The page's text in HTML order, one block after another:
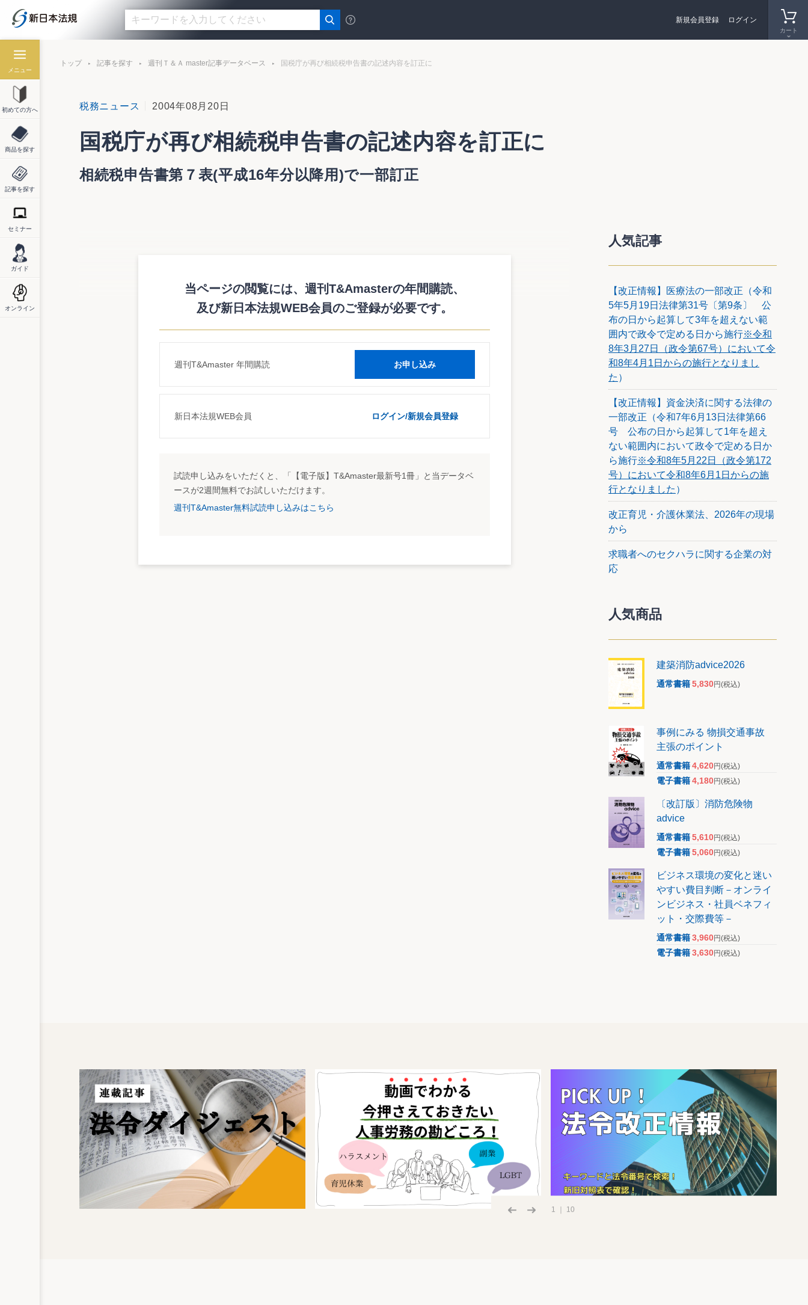
カート
新規会員登録 ログイン
メニュー
初めての方へ
商品を探す
記事を探す
セミナー
ガイド
オンライン
トップ 記事を探す 週刊Ｔ＆Ａ master記事データベース 国税庁が再び相続税申告書の記述内容を訂正に
税務ニュース 2004年08月20日
国税庁が再び相続税申告書の記述内容を訂正に
相続税申告書第７表(平成16年分以降用)で一部訂正
http://www.nta.go.jp/category/yousiki/sisan/annai/2712.htm
当ページの閲覧には、週刊T&Amasterの年間購読、
及び新日本法規WEB会員のご登録が必要です。
週刊T&Amaster 年間購読 お申し込み
新日本法規WEB会員 ログイン/新規会員登録
試読申し込みをいただくと、「【電子版】T&Amaster最新号1冊」と当データベ
ースが2週間無料でお試しいただけます。
週刊T&Amaster無料試読申し込みはこちら
人気記事
【改正情報】医療法の一部改正（令和
5年5月19日法律第31号〔第9条〕 公
布の日から起算して3年を超えない範
囲内で政令で定める日から施行※令和
8年3月27日（政令第67号）において令
和8年4月1日からの施行となりまし
た ）
【改正情報】資金決済に関する法律の
一部改正（令和7年6月13日法律第66
号 公布の日から起算して1年を超え
ない範囲内において政令で定める日か
ら施行※令和8年5月22日（政令第172
号）において令和8年6月1日からの施
行となりました ）
改正育児・介護休業法、2026年の現場
から
求職者へのセクハラに関する企業の対
応
人気商品
建築消防advice2026
通常書籍5,830円(税込)
事例にみる 物損交通事故
主張のポイント
通常書籍4,620円(税込)
電子書籍4,180円(税込)
〔改訂版〕消防危険物
advice
通常書籍5,610円(税込)
電子書籍5,060円(税込)
ビジネス環境の変化と迷い
やすい費目判断－オンライ
ンビジネス・社員ベネフィ
ット・交際費等－
通常書籍3,960円(税込)
電子書籍3,630円(税込)
1 ｜ 10